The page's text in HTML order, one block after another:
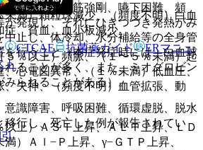
満）顆粒球減少、（頻度不明）白血
、貧血、血小板減少。
％以上）頻脈、（１〜５％未満）起
心電図異常、（１％未満）低血圧、
、失神、（頻度不明）血管拡張、動
上）ＡＳＴ上昇、ＡＬＴ上昇、ＬＤ
）Ａｌ−Ｐ上昇、γ−ＧＴＰ上昇、
動緘黙、強度筋強剛、嚥下困難、頻
が発現し、それにひきつづき発熱がみ
中止し、体冷却、水分補給等の全身管
を行うこと（本症発症時には、白血球
れることが多く、また、ミオグロビン
られることがある）。
意識障害、呼吸困難、循環虚脱、脱水
移行し、死亡した例が報告されてい
CTCAE 抗菌薬ガイド
ERマニュ
ト